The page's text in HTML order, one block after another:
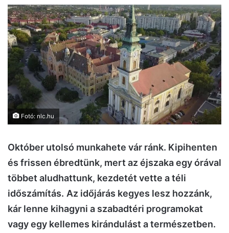
Fotó: nlc.hu
Október utolsó munkahete vár ránk. Kipihenten
és frissen ébredtünk, mert az éjszaka egy órával
többet aludhattunk, kezdetét vette a téli
időszámítás. Az időjárás kegyes lesz hozzánk,
kár lenne kihagyni a szabadtéri programokat
vagy egy kellemes kirándulást a természetben.